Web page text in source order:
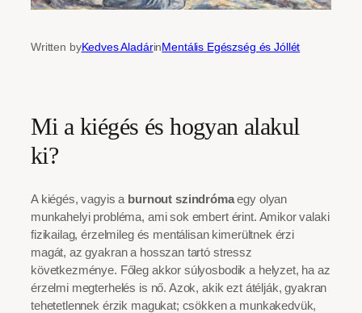
Written byKedves AladárinMentális Egészség és Jóllét
Mi a kiégés és hogyan alakul
ki?
A kiégés, vagyis a burnout szindrómaegy olyan
munkahelyi probléma, ami sok embert érint. Amikor valaki
fizikailag, érzelmileg és mentálisan kimerültnek érzi
magát, az gyakran a hosszan tartó stressz
következménye. Főleg akkor súlyosbodik a helyzet, ha az
érzelmi megterhelés is nő. Azok, akik ezt átélják, gyakran
tehetetlennek érzik magukat; csökken a munkakedvük,